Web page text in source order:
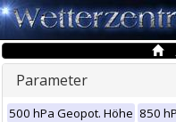
Parameter
500 hPa Geopot. Höhe 850